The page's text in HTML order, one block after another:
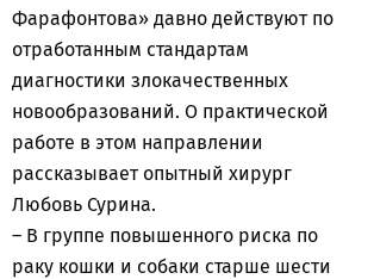
Фарафонтова» давно действуют по
отработанным стандартам
диагностики злокачественных
новообразований. О практической
работе в этом направлении
рассказывает опытный хирург
Любовь Сурина.
– В группе повышенного риска по
раку кошки и собаки старше шести